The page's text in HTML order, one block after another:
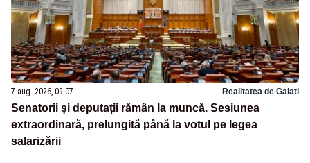
7 aug. 2026, 09:07 Realitatea de Galati
Senatorii și deputații rămân la muncă. Sesiunea
extraordinară, prelungită până la votul pe legea
salarizării